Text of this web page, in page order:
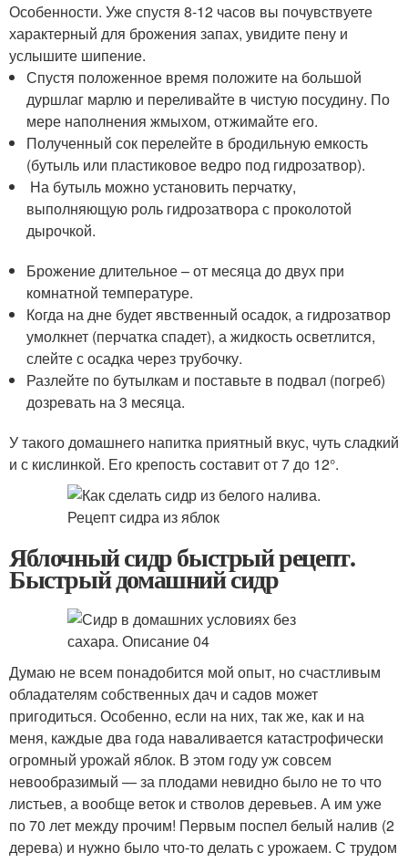
Особенности. Уже спустя 8-12 часов вы почувствуете
характерный для брожения запах, увидите пену и
услышите шипение.
Спустя положенное время положите на большой
дуршлаг марлю и переливайте в чистую посудину. По
мере наполнения жмыхом, отжимайте его.
Полученный сок перелейте в бродильную емкость
(бутыль или пластиковое ведро под гидрозатвор).
На бутыль можно установить перчатку,
выполняющую роль гидрозатвора с проколотой
дырочкой.
Брожение длительное – от месяца до двух при
комнатной температуре.
Когда на дне будет явственный осадок, а гидрозатвор
умолкнет (перчатка спадет), а жидкость осветлится,
слейте с осадка через трубочку.
Разлейте по бутылкам и поставьте в подвал (погреб)
дозревать на 3 месяца.
У такого домашнего напитка приятный вкус, чуть сладкий
и с кислинкой. Его крепость составит от 7 до 12°.
Яблочный сидр быстрый рецепт.
Быстрый домашний сидр
Думаю не всем понадобится мой опыт, но счастливым
обладателям собственных дач и садов может
пригодиться. Особенно, если на них, так же, как и на
меня, каждые два года наваливается катастрофически
огромный урожай яблок. В этом году уж совсем
невообразимый — за плодами невидно было не то что
листьев, а вообще веток и стволов деревьев. А им уже
по 70 лет между прочим! Первым поспел белый налив (2
дерева) и нужно было что-то делать с урожаем. С трудом